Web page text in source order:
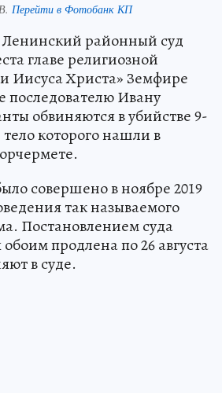
Перейти в Фотобанк КП
Ленинский районный суд
главе религиозной
Иисуса Христа» Земфире
последователю Ивану
обвиняются в убийстве 9-
которого нашли в
совершено в ноябре 2019
так называемого
Постановлением суда
продлена по 26 августа
в суде.